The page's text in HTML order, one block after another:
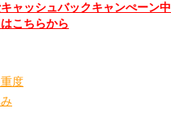
ャッシュバックキャンぺーン中
こちらから
度